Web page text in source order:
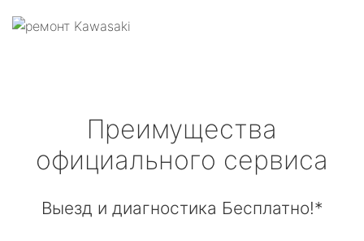
Преимущества
официального сервиса
Выезд и диагностика Бесплатно!*